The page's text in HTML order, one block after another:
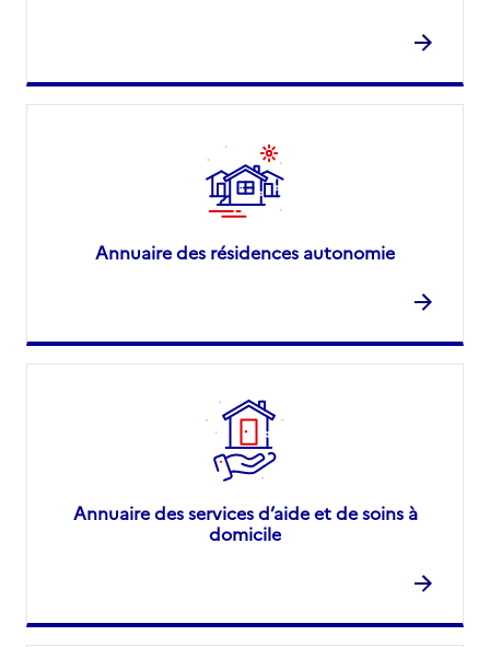
Annuaire des résidences autonomie
Annuaire des services d’aide et de soins à
domicile